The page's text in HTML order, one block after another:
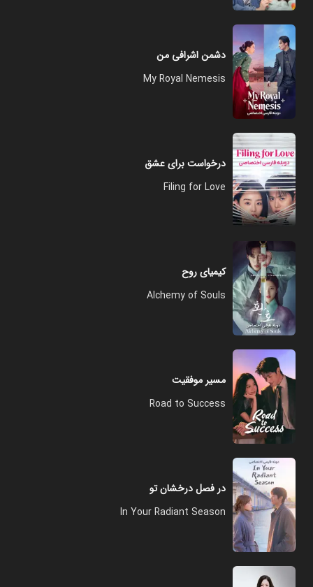
دشمن اشرافی من
My Royal Nemesis
درخواست برای عشق
Filing for Love
کیمیای روح
Alchemy of Souls
مسیر موفقیت
Road to Success
در فصل درخشان تو
In Your Radiant Season